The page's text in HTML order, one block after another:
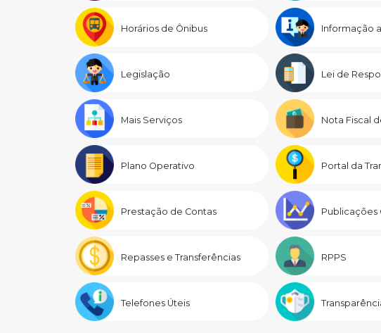
Horários de Ônibus Informação
Legislação Lei de
Mais Serviços Nota Fiscal
Plano Operativo Portal da
Prestação de Contas Publicações
Repasses e Transferências RPPS
Telefones Úteis